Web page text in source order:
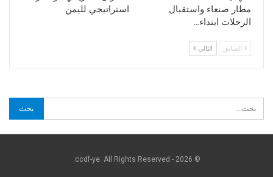
مطار صنعاء واستقبال
الرحلات ابتداء…
استراتيجي لليمن
السابق التالي
© 2026 - ccdf-ye. All Rights Reserved.